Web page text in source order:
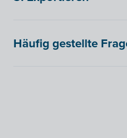
Häufig gestellte